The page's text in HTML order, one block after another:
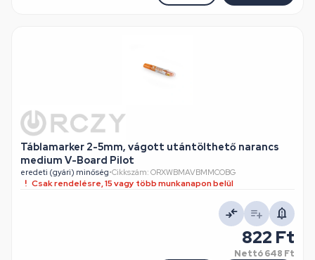
Táblamarker 2-5mm, vágott utántölthető narancs
medium V-Board Pilot
eredeti (gyári) minőség•Cikkszám: ORXWBMAVBMMCOBG
Csak rendelésre, 15 vagy több munkanapon belül
822 Ft
Nettó648 Ft